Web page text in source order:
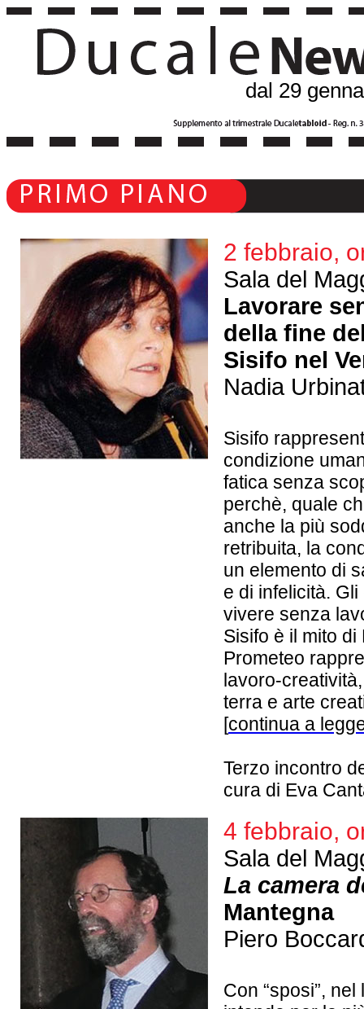
dal 29
2 febbraio,
Sala del
Lavorare
della fine
Sisifo nel
Nadia
Sisifo
condizione
fatica senza
perchè, quale
anche la più
retribuita, la
un elemento di
e di infelicità.
vivere senza
Sisifo è il mito
Prometeo
lavoro-
terra e arte
[continua a
Terzo incontro
cura di Eva
4 febbraio,
Sala del
La camera
Mantegna
Piero
Con “sposi”,